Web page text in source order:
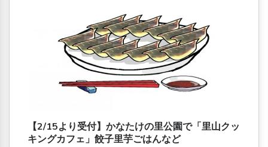
【2/15より受付】かなたけの里公園で「里山クッ
キングカフェ」餃子里芋ごはんなど